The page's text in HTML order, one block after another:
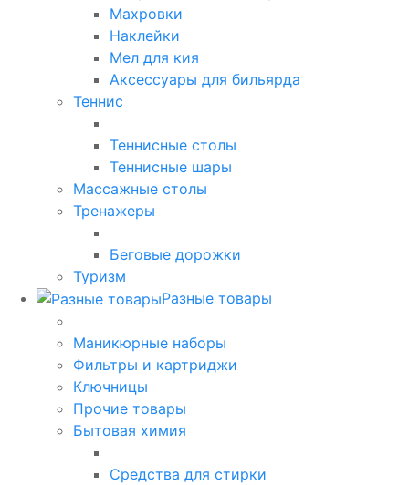
Махровки
Наклейки
Мел для кия
Аксессуары для бильярда
Теннис
Теннисные столы
Теннисные шары
Массажные столы
Тренажеры
Беговые дорожки
Туризм
Разные товары
Маникюрные наборы
Фильтры и картриджи
Ключницы
Прочие товары
Бытовая химия
Средства для стирки